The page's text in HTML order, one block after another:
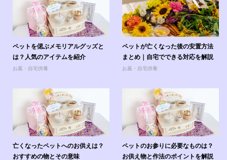
ペットを偲ぶメモリアルグッズと
は？人気のアイテムを紹介
お墓・自宅供養
ペットが亡くなった後の安置方法
まとめ｜自宅でできる対応を解説
お墓・自宅供養
亡くなったペットへのお供えは？
おすすめの物とその意味
ペットのお参りに必要なものは？
お供え物と作法のポイントを解説